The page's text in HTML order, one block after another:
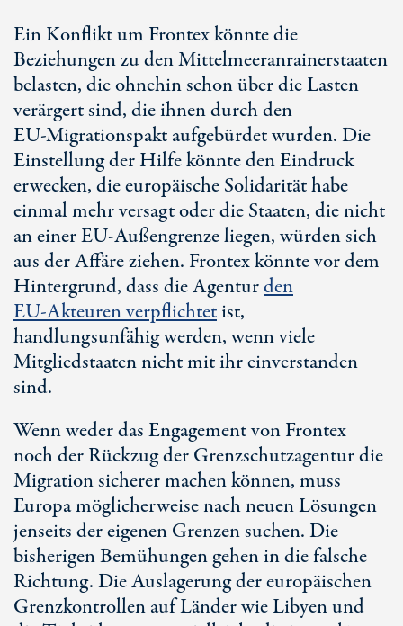
Ein Konflikt um Frontex könnte die
Beziehungen zu den Mittelmeeranrainerstaaten
belasten, die ohnehin schon über die Lasten
verärgert sind, die ihnen durch den
EU-Migrationspaktaufgebürdet wurden. Die
Einstellung der Hilfe könnte den Eindruck
erwecken, die europäische Solidarität habe
einmal mehr versagt oder die Staaten, die nicht
an einerEU-Außengrenzeliegen, würden sich
aus der Affäre ziehen. Frontex könnte vor dem
Hintergrund, dass die Agenturden
EU-Akteurenverpflichtetist,
handlungsunfähig werden, wenn viele
Mitgliedstaaten nicht mit ihr einverstanden
sind.
Wenn weder das Engagement von Frontex
noch der Rückzug der Grenzschutzagentur die
Migration sicherer machen können, muss
Europa möglicherweise nach neuen Lösungen
jenseits der eigenen Grenzen suchen. Die
bisherigen Bemühungen gehen in die falsche
Richtung. Die Auslagerung der europäischen
Grenzkontrollen auf Länder wie Libyen und